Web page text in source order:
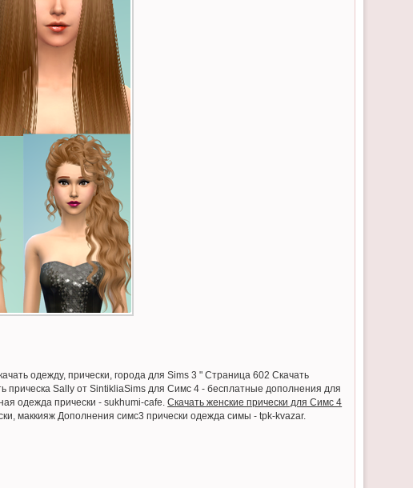
одежду, прически, города для Sims 3 " Страница 602 Скачать
Sally от SintikliaSims для Симс 4 - бесплатные дополнения для
одежда прически - sukhumi-cafe.Скачать женские прически для Симс 4
маккияж Дополнения симс3 прически одеждa симы - tpk-kvazar.